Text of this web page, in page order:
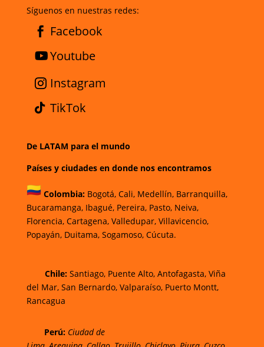
Síguenos en nuestras redes:
Facebook
Youtube
Instagram
TikTok
De LATAM para el mundo
Países y ciudades en donde nos encontramos
Colombia: Bogotá,Cali, Medellín, Barranquilla,
Bucaramanga,Ibagué,Pereira,Pasto, Neiva,
Florencia, Cartagena, Valledupar, Villavicencio,
Popayán, Duitama, Sogamoso, Cúcuta.
Chile:Santiago, Puente Alto, Antofagasta, Viña
del Mar, San Bernardo, Valparaíso, Puerto Montt,
Rancagua
Perú: Ciudad de